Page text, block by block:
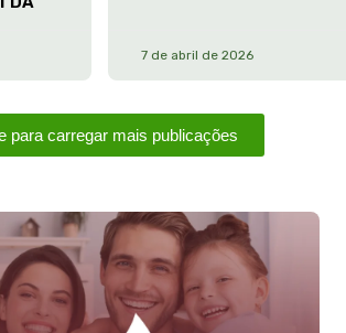
7 de abril de 2026
para carregar mais publicações